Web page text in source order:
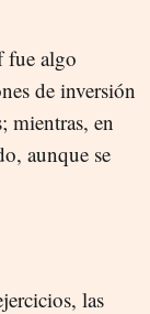
fue algo
de inversión
mientras, en
aunque se
las